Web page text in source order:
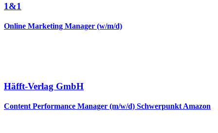
1&1
Online Marketing Manager (w/m/d)
Häfft-Verlag GmbH
Content Performance Manager (m/w/d) Schwerpunkt Amazon